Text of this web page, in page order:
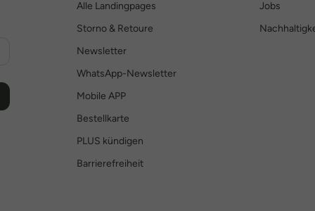
Alle Landingpages
Storno & Retoure
Newsletter
WhatsApp-Newsletter
Mobile APP
Bestellkarte
PLUS kündigen
Barrierefreiheit
Jobs